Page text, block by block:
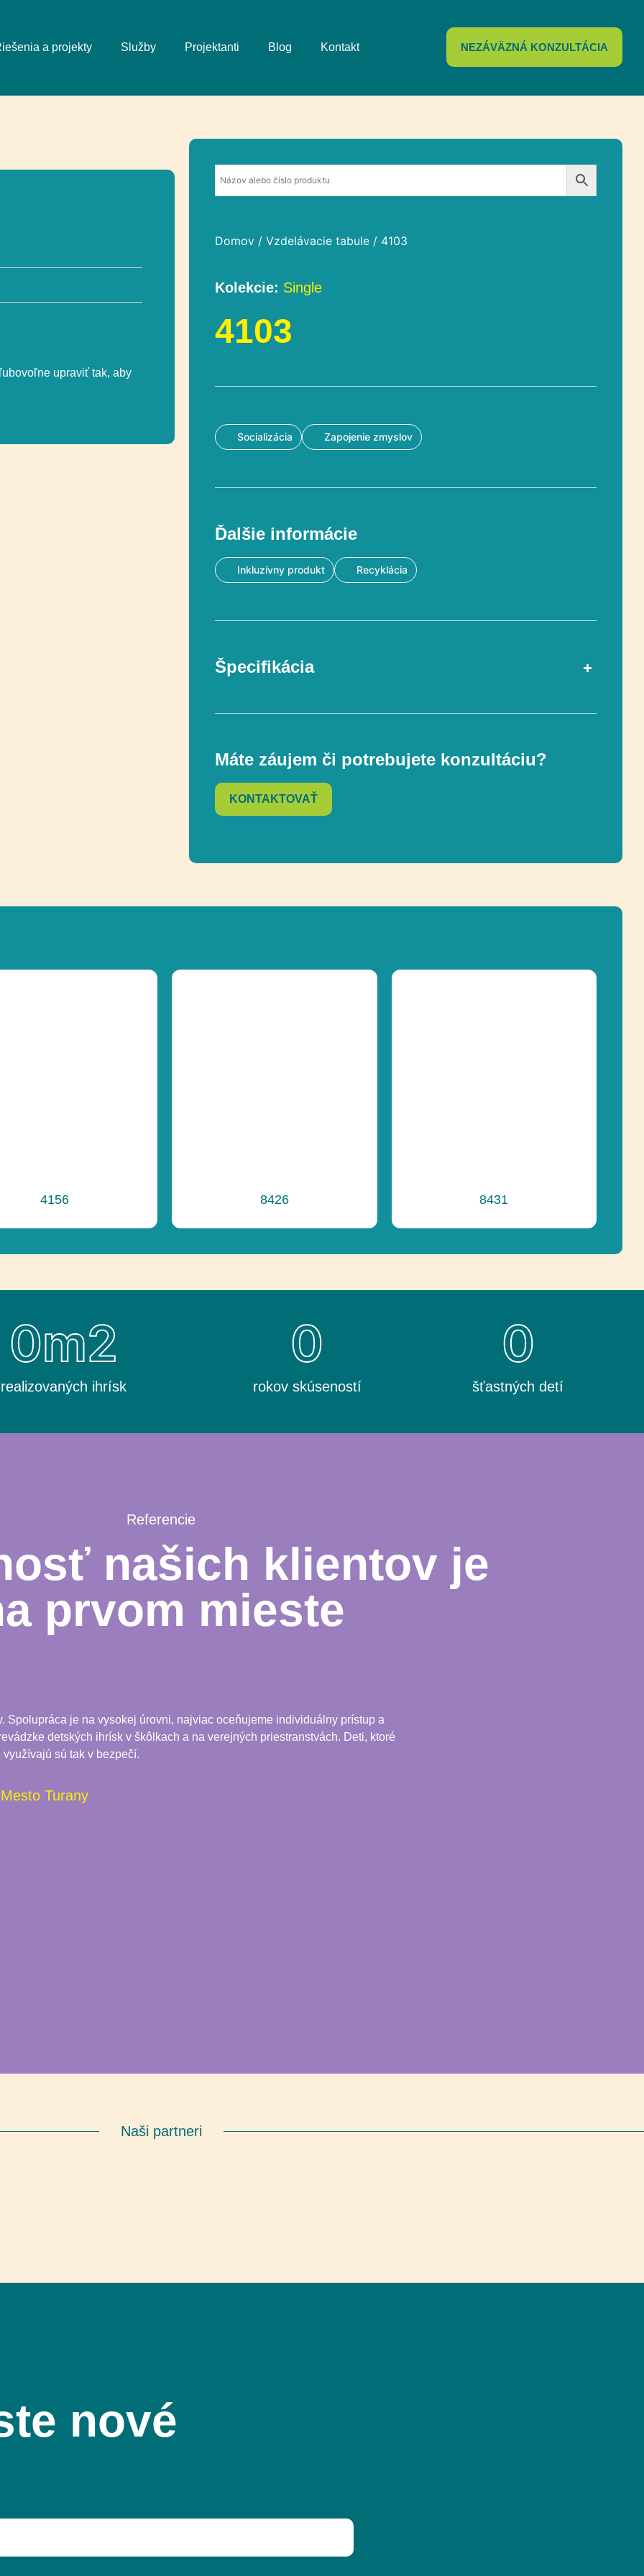
a projekty Služby Projektanti Blog Kontakt NEZÁVÄZNÁ KONZULTÁCIA
upraviť tak, aby
Domov/ Vzdelávacie tabule/ 4103
Kolekcie: Single
4103
Socializácia Zapojenie zmyslov
Ďalšie informácie
Inkluzívny produkt Recyklácia
Špecifikácia
V súlade s normou EN 1176-1 Áno
Máte záujem či potrebujete konzultáciu?
KONTAKTOVAŤ
4156 8426 8431
realizovaných ihrísk
0m2
rokov skúseností
0
šťastných detí
0
Referencie
našich klientov je
prvom mieste
je na vysokej úrovni, najviac oceňujeme individuálny prístup a
detských ihrísk v škôlkach a na verejných priestranstvách. Deti, ktoré
sú tak v bezpečí.
Mesto Turany
Naši partneri
nové